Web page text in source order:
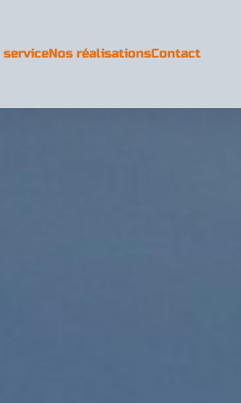
serviceNos réalisationsContact